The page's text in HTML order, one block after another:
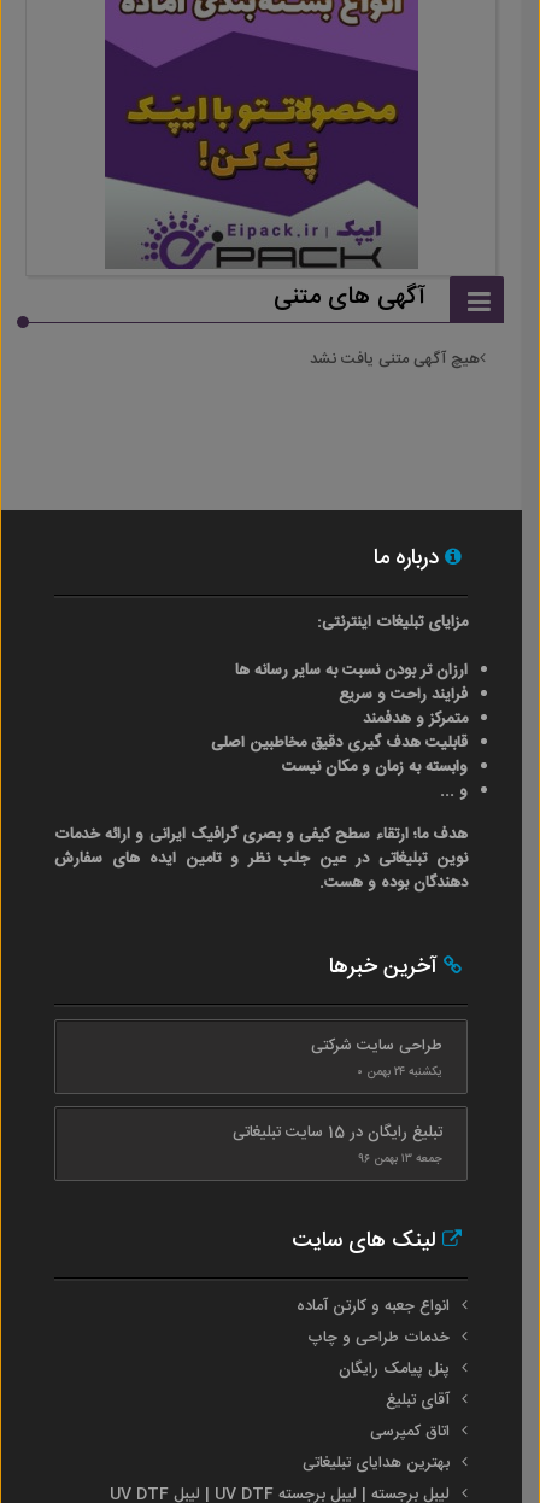
آگهی های متنی
هیچ آگهی متنی یافت نشد
درباره ما
مزایای تبلیغات اینترنتی:
ارزان تر بودن نسبت به سایر رسانه ها
فرایند راحت و سریع
متمرکز و هدفمند
قابلیت هدف گیری دقیق مخاطبین اصلی
وابسته به زمان و مکان نیست
و ...
هدف ما؛ ارتقاء سطح کیفی و بصری گرافیک ایرانی و ارائه خدمات
نوین تبلیغاتی در عین جلب نظر و تامین ایده های سفارش
دهندگان بوده و هست.
آخرین خبرها
طراحی سایت شرکتی
یکشنبه ۲۴ بهمن ۰
تبلیغ رایگان در 15 سایت تبلیغاتی
جمعه ۱۳ بهمن ۹۶
لینک های سایت
انواع جعبه و کارتن آماده
خدمات طراحی و چاپ
پنل پیامک رایگان
آقای تبلیغ
اتاق کمپرسی
بهترین هدایای تبلیغاتی
لیبل برجسته | لیبل برجسته UV DTF | لیبل UV DTF